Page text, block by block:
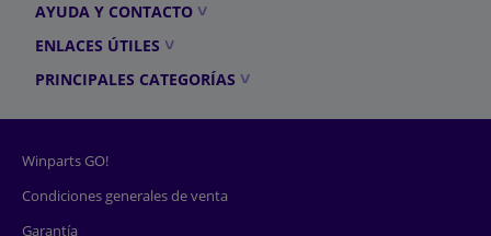
AYUDA Y CONTACTO
ENLACES ÚTILES
PRINCIPALES CATEGORÍAS
Winparts GO!
Condiciones generales de venta
Garantía